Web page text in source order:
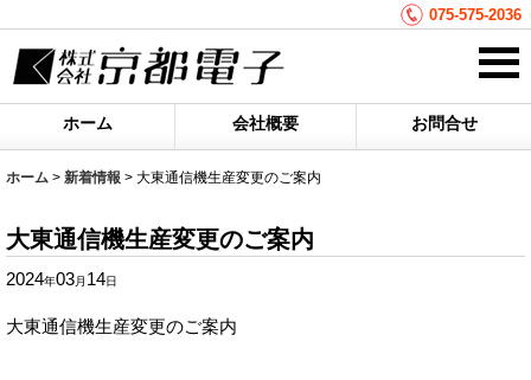
075-575-2036
ホーム 会社概要 お問合せ
ホーム > 新着情報 > 大東通信機生産変更のご案内
大東通信機生産変更のご案内
2024年03月 14日
大東通信機生産変更のご案内